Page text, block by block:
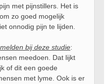
met pijnstillers. Het is
zo goed mogelijk
onnodig pijn te lijden.
bij deze studie:
meedoen. Dat lijkt
of dit een goede
met lyme. Ook is er